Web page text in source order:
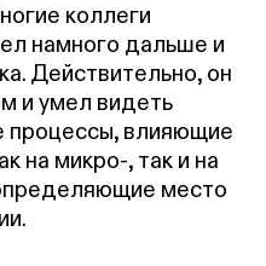
коллеги
намного дальше и
Действительно, он
и умел видеть
процессы, влияющие
на микро-, так и на
место